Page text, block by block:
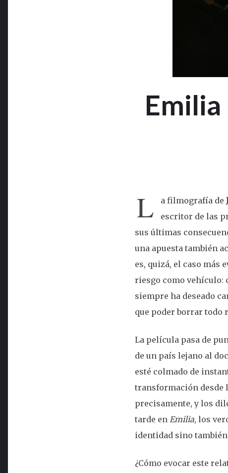
Emilia
L a filmografía de
escritor de las
sus últimas
una apuesta también
es, quizá, el caso más
riesgo como vehículo:
siempre ha deseado
que poder borrar todo
La película pasa de
de un país lejano al
esté colmado de
transformación desde
precisamente, y los
tarde en Emilia, los
identidad sino
¿Cómo evocar este